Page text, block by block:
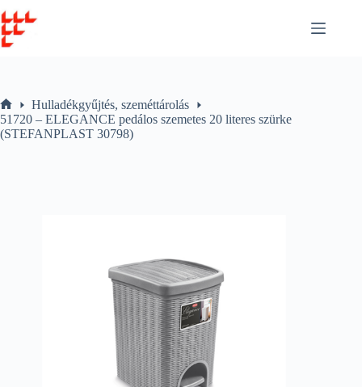
to
content
Home
Hulladékgyűjtés, szeméttárolás
51720 – ELEGANCE pedálos szemetes 20 literes szürke
(STEFANPLAST 30798)